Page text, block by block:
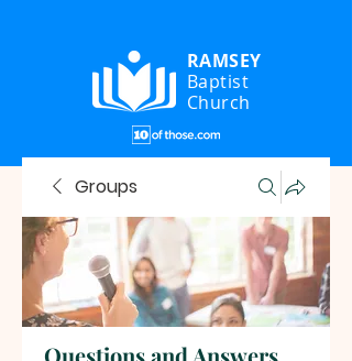
RAMSEY
Baptist
Church
Groups
Questions and Answers